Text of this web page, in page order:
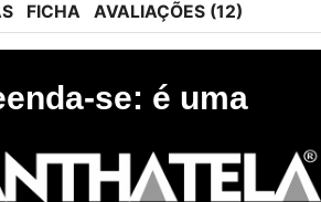
FICHA AVALIAÇÕES (12)
se: é uma